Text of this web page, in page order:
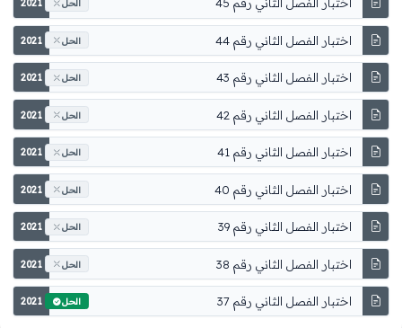
اختبار الفصل الثاني رقم 45 2021 الحل
اختبار الفصل الثاني رقم 44 2021 الحل
اختبار الفصل الثاني رقم 43 2021 الحل
اختبار الفصل الثاني رقم 42 2021 الحل
اختبار الفصل الثاني رقم 41 2021 الحل
اختبار الفصل الثاني رقم 40 2021 الحل
اختبار الفصل الثاني رقم 39 2021 الحل
اختبار الفصل الثاني رقم 38 2021 الحل
اختبار الفصل الثاني رقم 37 2021 الحل